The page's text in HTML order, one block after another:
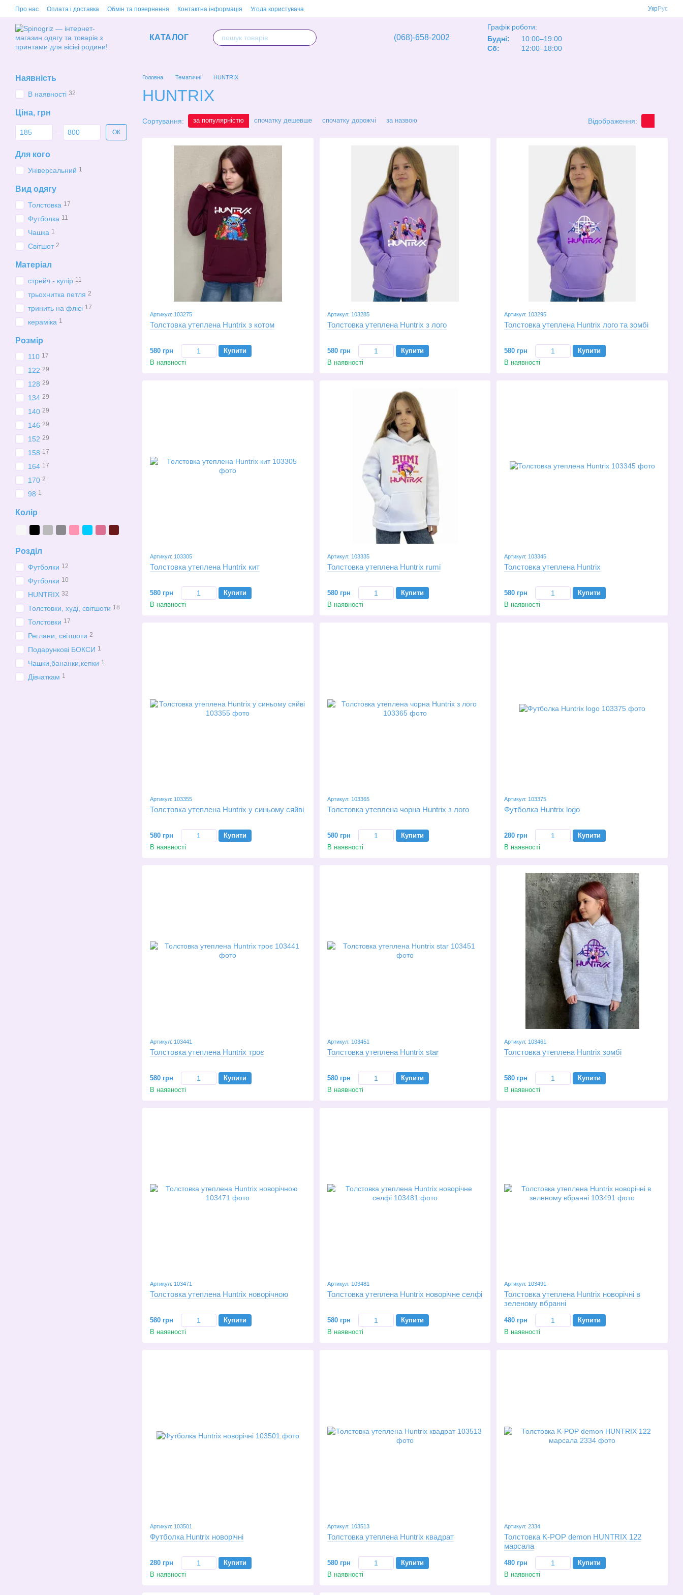
Перейти до основного контенту
Про нас Оплата і доставка Обмін та повернення Контактна інформація Угода користувача УкрРус
КАТАЛОГ (068)-658-2002
Графік роботи:
Будні:
10:00–19:00
Сб:
12:00–18:00
Головна Тематичні HUNTRIX
HUNTRIX
Сортування: за популярністю спочатку дешевше спочатку дорожчі за назвою Відображення:
Артикул: 103275
Толстовка утеплена Huntrix з котом
580 грн
Купити
В наявності
Артикул: 103285
Толстовка утеплена Huntrix з лого
580 грн
Купити
В наявності
Артикул: 103295
Толстовка утеплена Huntrix лого та зомбі
580 грн
Купити
В наявності
Артикул: 103305
Толстовка утеплена Huntrix кит
580 грн
Купити
В наявності
Артикул: 103335
Толстовка утеплена Huntrix rumi
580 грн
Купити
В наявності
Артикул: 103345
Толстовка утеплена Huntrix
580 грн
Купити
В наявності
Артикул: 103355
Толстовка утеплена Huntrix у синьому сяйві
580 грн
Купити
В наявності
Артикул: 103365
Толстовка утеплена чорна Huntrix з лого
580 грн
Купити
В наявності
Артикул: 103375
Футболка Huntrix logo
280 грн
Купити
В наявності
Артикул: 103441
Толстовка утеплена Huntrix троє
580 грн
Купити
В наявності
Артикул: 103451
Толстовка утеплена Huntrix star
580 грн
Купити
В наявності
Артикул: 103461
Толстовка утеплена Huntrix зомбі
580 грн
Купити
В наявності
Артикул: 103471
Толстовка утеплена Huntrix новорічною
580 грн
Купити
В наявності
Артикул: 103481
Толстовка утеплена Huntrix новорічне селфі
580 грн
Купити
В наявності
Артикул: 103491
Толстовка утеплена Huntrix новорічні в
зеленому вбранні
480 грн
Купити
В наявності
Артикул: 103501
Футболка Huntrix новорічні
280 грн
Купити
В наявності
Артикул: 103513
Толстовка утеплена Huntrix квадрат
580 грн
Купити
В наявності
Артикул: 2334
Толстовка K-POP demon HUNTRIX 122
марсала
480 грн
Купити
В наявності
Наявність
В наявності 32
Ціна, грн
Від Ціна, грн
До Ціна, грн ОК
Для кого
Універсальний 1
Вид одягу
Толстовка 17
Футболка 11
Чашка 1
Світшот 2
Матеріал
стрейч - кулір 11
трьохнитка петля 2
тринить на флісі 17
кераміка 1
Розмір
110 17
122 29
128 29
134 29
140 29
146 29
152 29
158 17
164 17
170 2
98 1
Колір
Розділ
Футболки 12
Футболки 10
HUNTRIX 32
Толстовки, худі, світшоти 18
Толстовки 17
Реглани, світшоти 2
Подарункові БОКСИ 1
Чашки,бананки,кепки 1
Дівчаткам 1